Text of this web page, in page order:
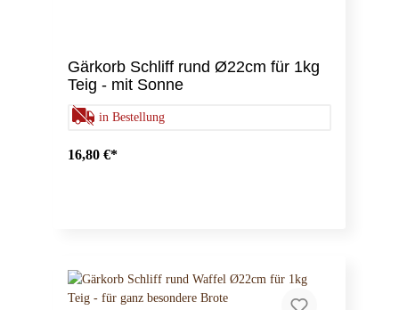
Gärkorb Schliff rund Ø22cm für 1kg
Teig - mit Sonne
in Bestellung
16,80 €*